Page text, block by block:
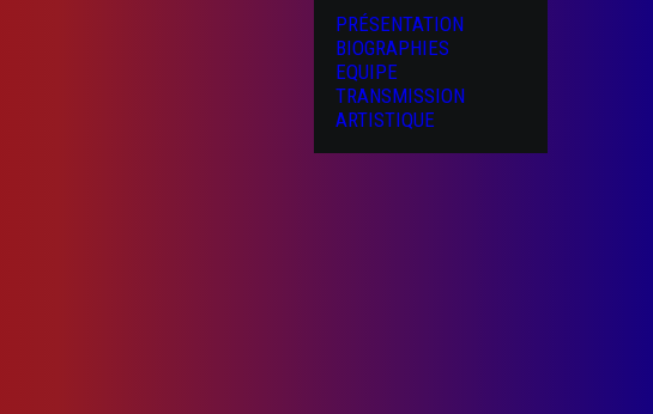
PRÉSENTATION
BIOGRAPHIES
EQUIPE
TRANSMISSION
ARTISTIQUE